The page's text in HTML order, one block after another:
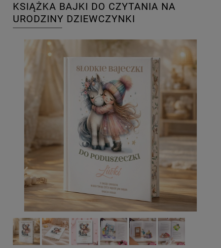
KSIĄŻKA BAJKI DO CZYTANIA NA
URODZINY DZIEWCZYNKI